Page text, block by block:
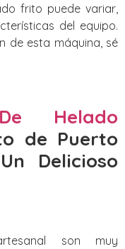
frito puede variar,
del equipo.
de esta máquina, sé
Helado
de Puerto
Delicioso
son muy